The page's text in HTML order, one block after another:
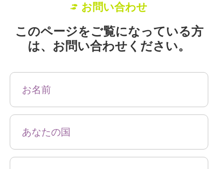
お問い合わせ
このページをご覧になっている方
は、お問い合わせください。